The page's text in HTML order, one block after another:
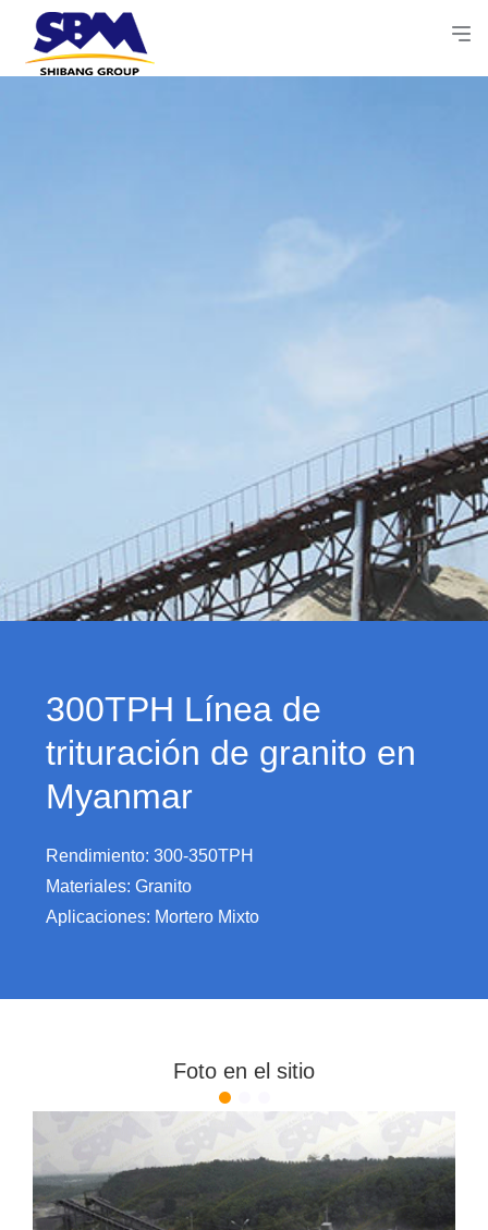
300TPH Línea de
trituración de granito en
Myanmar
Rendimiento: 300-350TPH
Materiales: Granito
Aplicaciones: Mortero Mixto
Foto en el sitio